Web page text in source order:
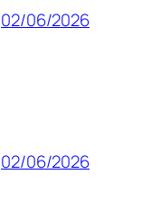
02/06/2026
02/06/2026